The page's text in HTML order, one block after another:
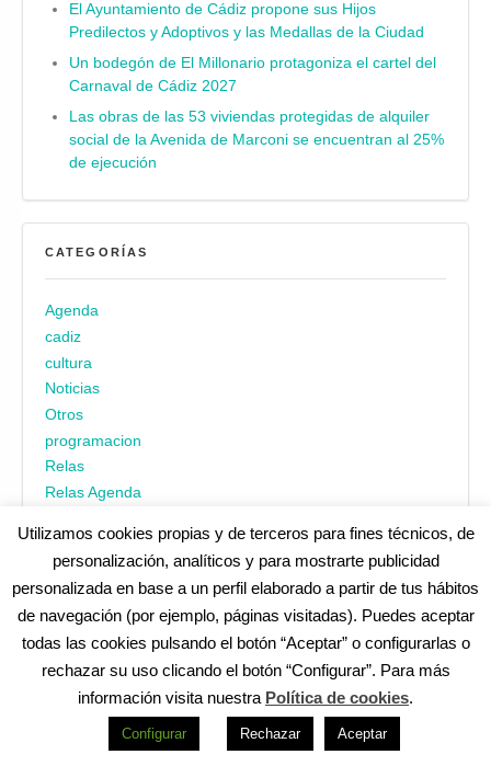
El Ayuntamiento de Cádiz propone sus Hijos
Predilectos y Adoptivos y las Medallas de la Ciudad
Un bodegón de El Millonario protagoniza el cartel del
Carnaval de Cádiz 2027
Las obras de las 53 viviendas protegidas de alquiler
social de la Avenida de Marconi se encuentran al 25%
de ejecución
CATEGORÍAS
Agenda
cadiz
cultura
Noticias
Otros
programacion
Relas
Relas Agenda
¿No encuentras alguna cosa? Echa un vistazo encadiz.es|
Aviso legal| Política de privacidad|Accesibilidad| Política de
Redes Sociales (Listado completo):
Utilizamos cookies propias y de terceros para fines técnicos, de
personalización, analíticos y para mostrarte publicidad
personalizada en base a un perfil elaborado a partir de tus hábitos
de navegación (por ejemplo, páginas visitadas). Puedes aceptar
todas las cookies pulsando el botón “Aceptar” o configurarlas o
rechazar su uso clicando el botón “Configurar”. Para más
información visita nuestra Política de cookies.
Configurar Rechazar Aceptar